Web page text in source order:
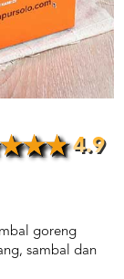
4.9
goreng
sambal dan